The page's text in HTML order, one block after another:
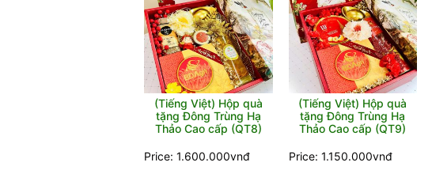
(Tiếng Việt) Hộp quà
tặng Đông Trùng Hạ
Thảo Cao cấp (QT8)
Price: 1.600.000vnđ
(Tiếng Việt) Hộp quà
tặng Đông Trùng Hạ
Thảo Cao cấp (QT9)
Price: 1.150.000vnđ